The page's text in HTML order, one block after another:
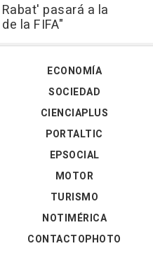
pasará a la
la FIFA"
ECONOMÍA
SOCIEDAD
CIENCIAPLUS
PORTALTIC
EPSOCIAL
MOTOR
TURISMO
NOTIMÉRICA
CONTACTOPHOTO